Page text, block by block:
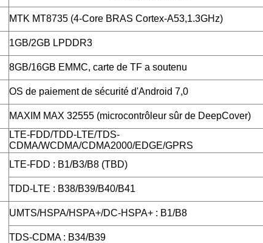
MTK MT8735 (4-Core BRAS Cortex-A53,1.3GHz)
1GB/2GB LPDDR3
8GB/16GB EMMC, carte de TF a soutenu
OS de paiement de sécurité d'Android 7,0
MAXIM MAX 32555 (microcontrôleur sûr de DeepCover)
LTE-FDD/TDD-LTE/TDS-
CDMA/WCDMA/CDMA2000/EDGE/GPRS
LTE-FDD : B1/B3/B8 (TBD)
TDD-LTE : B38/B39/B40/B41
UMTS/HSPA/HSPA+/DC-HSPA+ : B1/B8
TDS-CDMA : B34/B39